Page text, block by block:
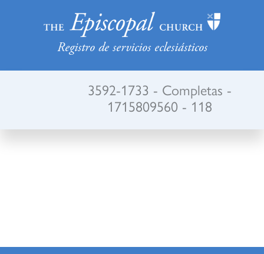
Registro de servicios eclesiásticos
3592-1733 - Completas -
1715809560 - 118